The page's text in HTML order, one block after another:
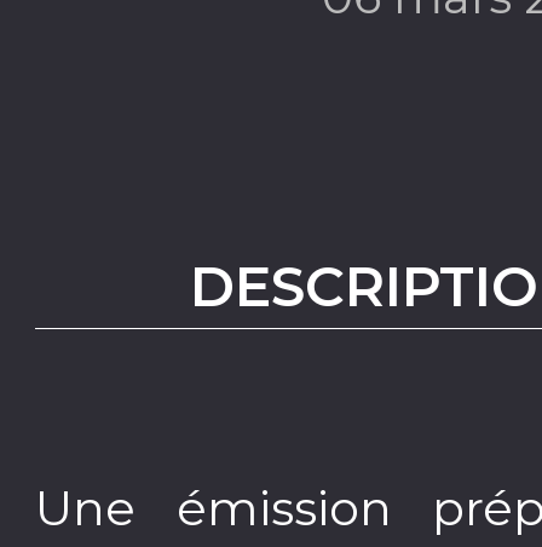
Une émission